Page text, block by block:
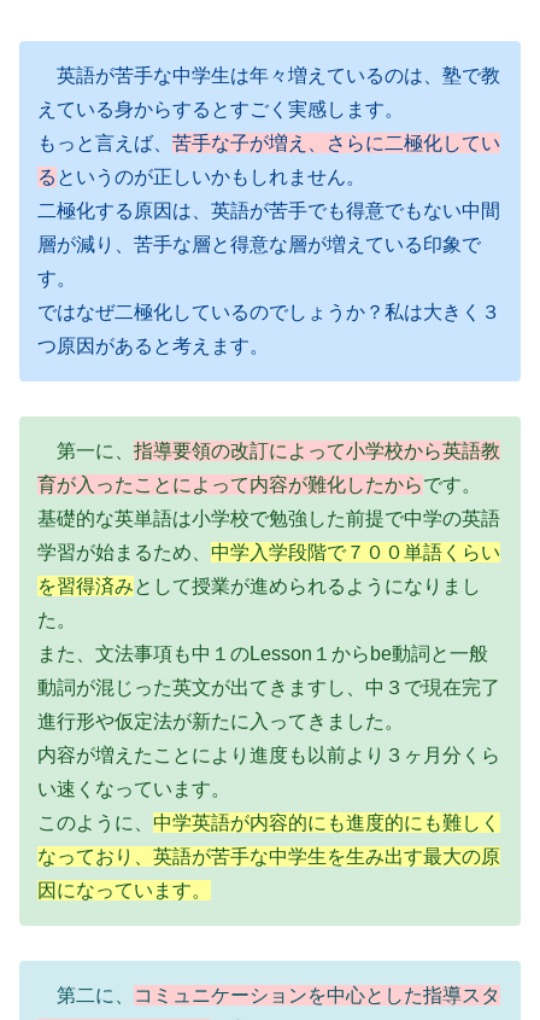
英語が苦手な中学生は年々増えているのは、塾で教
えている身からするとすごく実感します。
もっと言えば、 苦手な子が増え、さらに二極化してい
る というのが正しいかもしれません。
二極化する原因は、英語が苦手でも得意でもない中間
層が減り、苦手な層と得意な層が増えている印象で
す。
ではなぜ二極化しているのでしょうか？私は大きく３
つ原因があると考えます。
第一に、 指導要領の改訂によって小学校から英語教
育が入ったことによって内容が難化したからです。
基礎的な英単語は小学校で勉強した前提で中学の英語
学習が始まるため、 中学入学段階で７００単語くらい
を習得済みとして授業が進められるようになりまし
た。
また、文法事項も中１のLesson１からbe動詞と一般
動詞が混じった英文が出てきますし、中３で現在完了
進行形や仮定法が新たに入ってきました。
内容が増えたことにより進度も以前より３ヶ月分くら
い速くなっています。
このように、 中学英語が内容的にも進度的にも難しく
なっており、英語が苦手な中学生を生み出す最大の原
因になっています。
第二に、
コミュニケーションを中心とした指導スタ